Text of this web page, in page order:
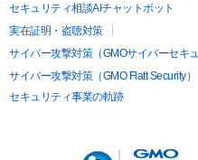
セキュリティ相談AIチャットボット
実在証明・盗聴対策
サイバー攻撃対策（GMOサイバーセキ
サイバー攻撃対策（GMO Flatt Security）
セキュリティ事業の軌跡